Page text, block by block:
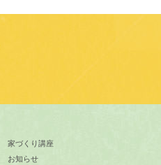
家づくり講座
お知らせ